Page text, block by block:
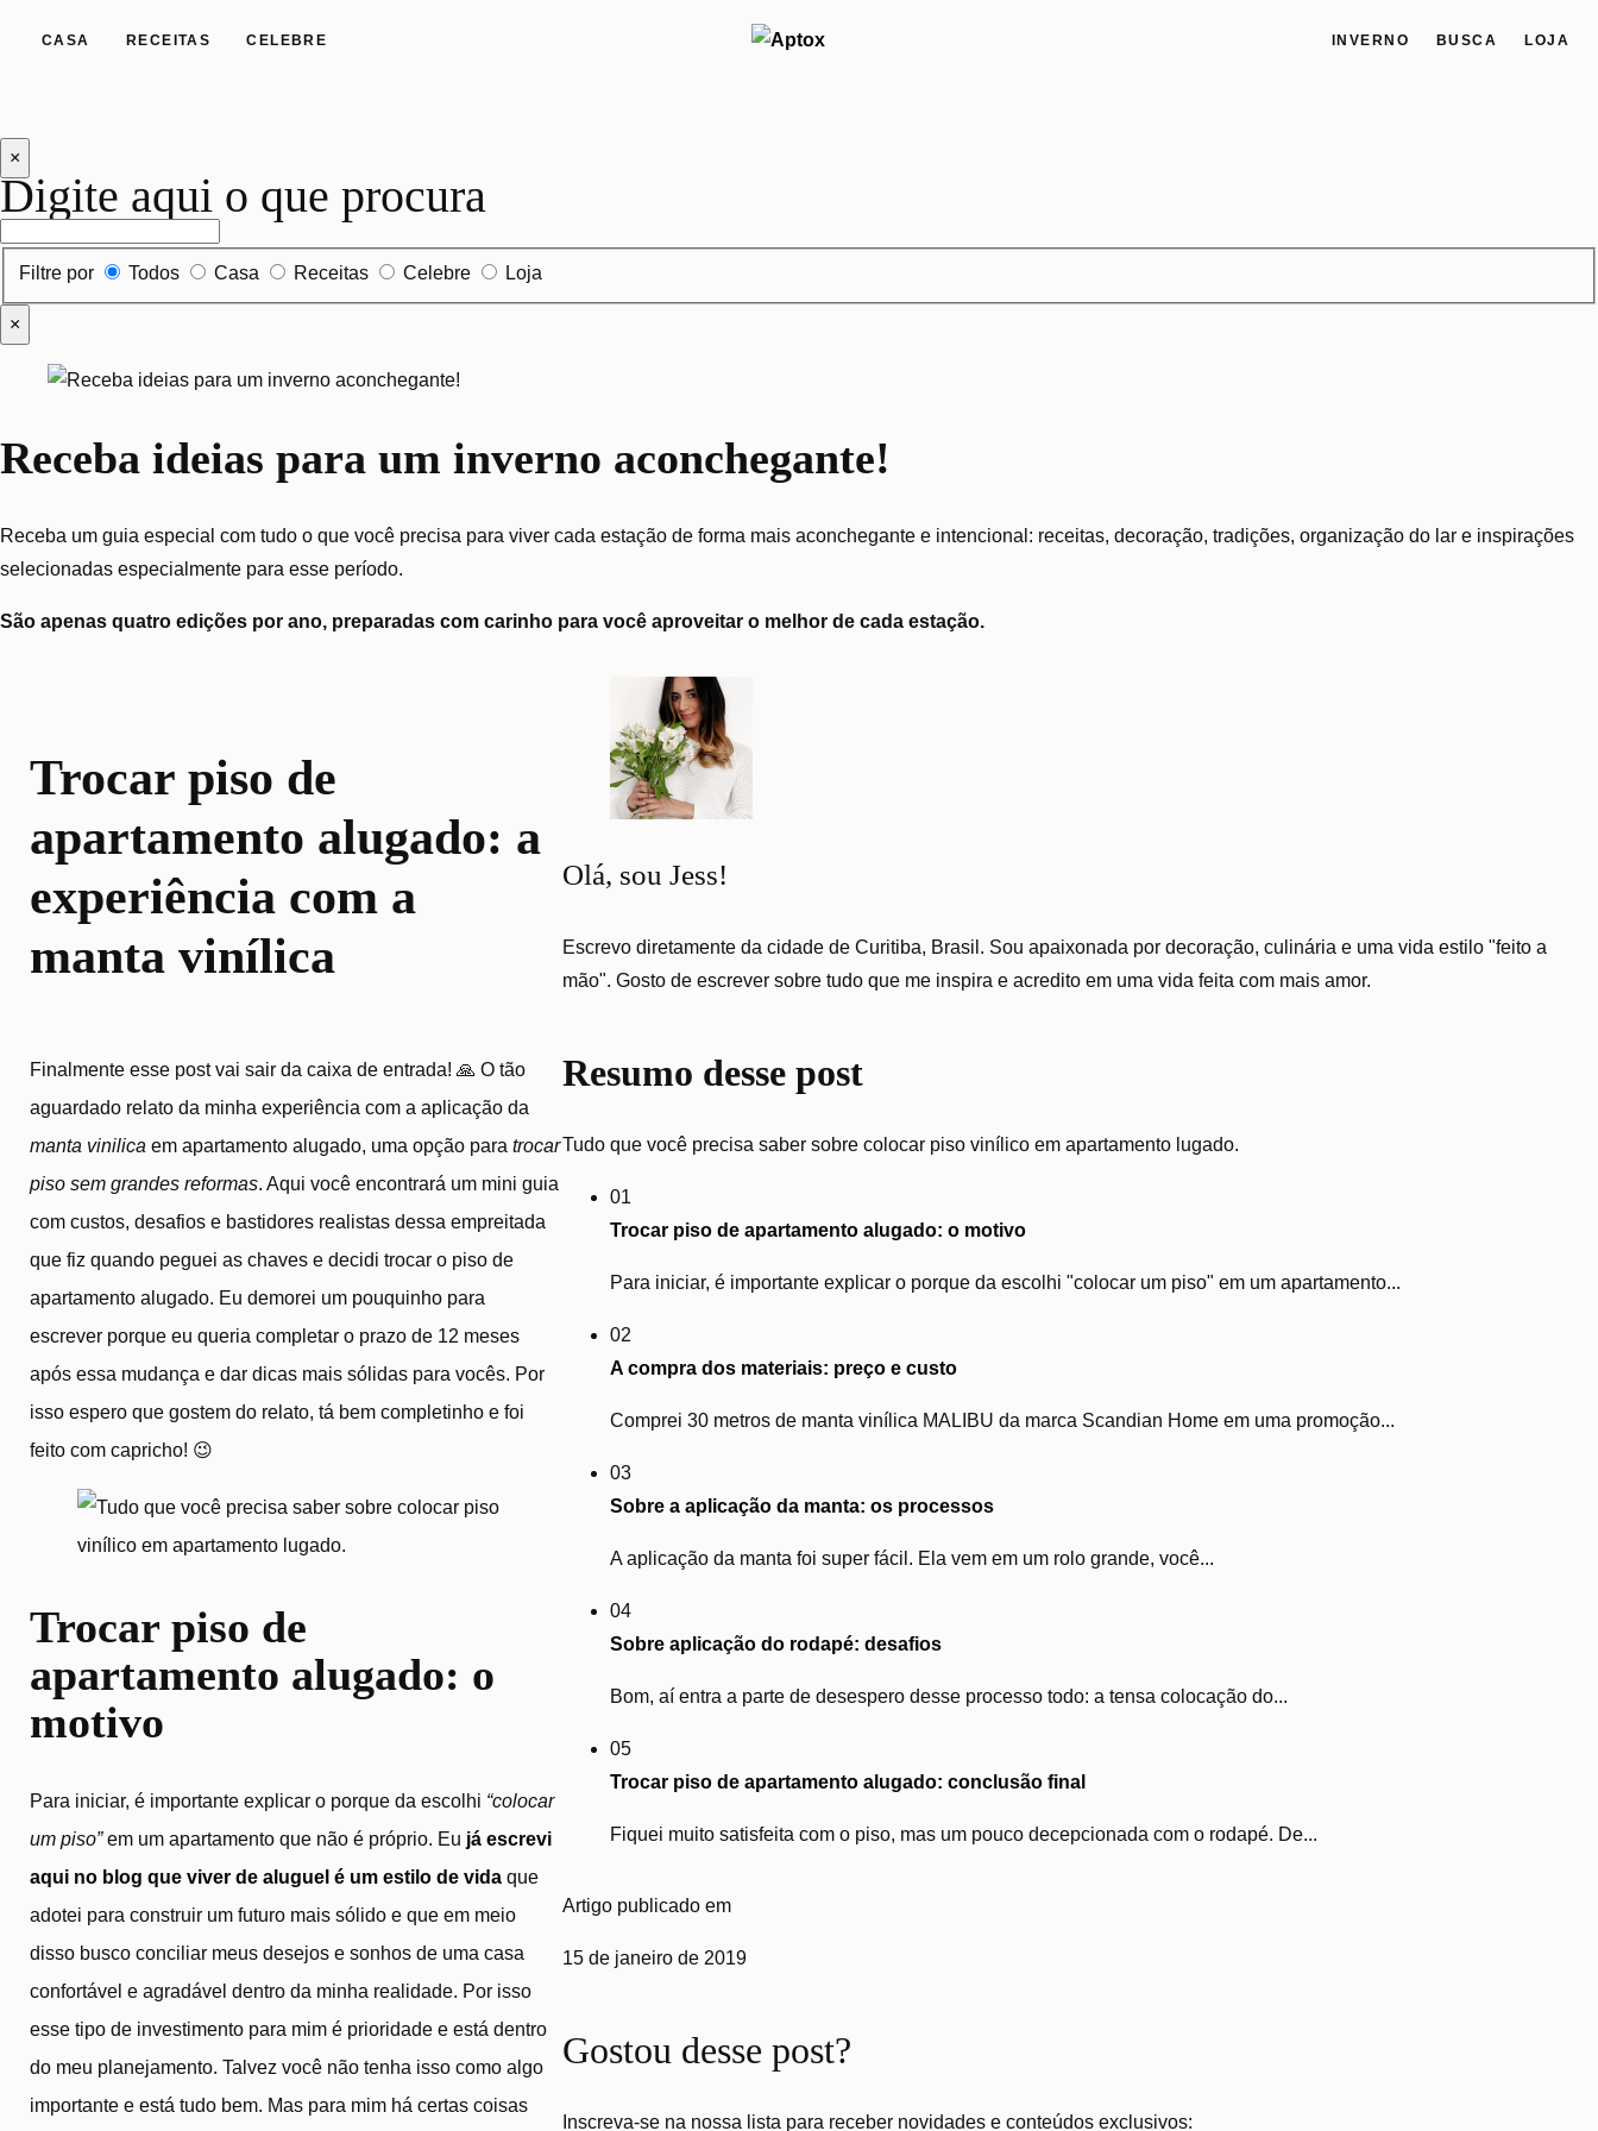
CASA RECEITAS CELEBRE INVERNO BUSCA LOJA
×
Digite aqui o que procura
Filtrar por tipo de conteúdo
Filtre por Todos Casa Receitas Celebre Loja
×
Receba ideias para um inverno aconchegante!
Receba um guia especial com tudo o que você precisa para viver cada estação de forma mais aconchegante e intencional: receitas, decoração, tradições, organização do lar e inspirações
selecionadas especialmente para esse período.
São apenas quatro edições por ano, preparadas com carinho para você aproveitar o melhor de cada estação.
Trocar piso de
apartamento alugado: a
experiência com a
manta vinílica
Finalmente esse post vai sair da caixa de entrada! 🙏 O tão
aguardado relato da minha experiência com a aplicação da
manta vinilica em apartamento alugado, uma opção para trocar
piso sem grandes reformas. Aqui você encontrará um mini guia
com custos, desafios e bastidores realistas dessa empreitada
que fiz quando peguei as chaves e decidi trocar o piso de
apartamento alugado. Eu demorei um pouquinho para
escrever porque eu queria completar o prazo de 12 meses
após essa mudança e dar dicas mais sólidas para vocês. Por
isso espero que gostem do relato, tá bem completinho e foi
feito com capricho! 😉
Trocar piso de
apartamento alugado: o
motivo
Para iniciar, é importante explicar o porque da escolhi “colocar
um piso”em um apartamento que não é próprio. Eu já escrevi
aqui no blog que viver de aluguel é um estilo de vida que
adotei para construir um futuro mais sólido e que em meio
disso busco conciliar meus desejos e sonhos de uma casa
confortável e agradável dentro da minha realidade. Por isso
esse tipo de investimento para mim é prioridade e está dentro
do meu planejamento. Talvez você não tenha isso como algo
importante e está tudo bem. Mas para mim há certas coisas
Olá, sou Jess!
Escrevo diretamente da cidade de Curitiba, Brasil. Sou apaixonada por decoração, culinária e uma vida estilo "feito a
mão". Gosto de escrever sobre tudo que me inspira e acredito em uma vida feita com mais amor.
Resumo desse post
Tudo que você precisa saber sobre colocar piso vinílico em apartamento lugado.
01
Trocar piso de apartamento alugado: o motivo
Para iniciar, é importante explicar o porque da escolhi "colocar um piso" em um apartamento...
02
A compra dos materiais: preço e custo
Comprei 30 metros de manta vinílica MALIBU da marca Scandian Home em uma promoção...
03
Sobre a aplicação da manta: os processos
A aplicação da manta foi super fácil. Ela vem em um rolo grande, você...
04
Sobre aplicação do rodapé: desafios
Bom, aí entra a parte de desespero desse processo todo: a tensa colocação do...
05
Trocar piso de apartamento alugado: conclusão final
Fiquei muito satisfeita com o piso, mas um pouco decepcionada com o rodapé. De...
Artigo publicado em
15 de janeiro de 2019
Gostou desse post?
Inscreva-se na nossa lista para receber novidades e conteúdos exclusivos: